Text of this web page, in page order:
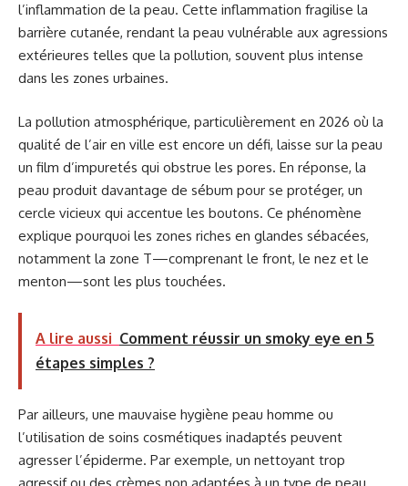
l’inflammation de la peau. Cette inflammation fragilise la
barrière cutanée, rendant la peau vulnérable aux agressions
extérieures telles que la pollution, souvent plus intense
dans les zones urbaines.
La pollution atmosphérique, particulièrement en 2026 où la
qualité de l’air en ville est encore un défi, laisse sur la peau
un film d’impuretés qui obstrue les pores. En réponse, la
peau produit davantage de sébum pour se protéger, un
cercle vicieux qui accentue les boutons. Ce phénomène
explique pourquoi les zones riches en glandes sébacées,
notamment la zone T—comprenant le front, le nez et le
menton—sont les plus touchées.
A lire aussi Comment réussir un smoky eye en 5
étapes simples ?
Par ailleurs, une mauvaise hygiène peau homme ou
l’utilisation de soins cosmétiques inadaptés peuvent
agresser l’épiderme. Par exemple, un nettoyant trop